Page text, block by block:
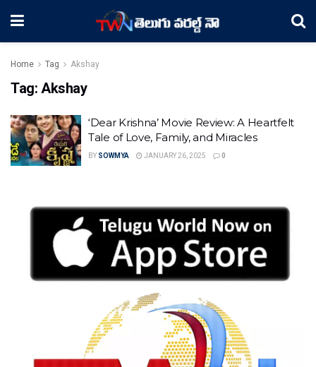
Home Tag Akshay
Tag: Akshay
‘Dear Krishna’ Movie Review: A Heartfelt
Tale of Love, Family, and Miracles
BY SOWMYA JANUARY 26, 2025 0